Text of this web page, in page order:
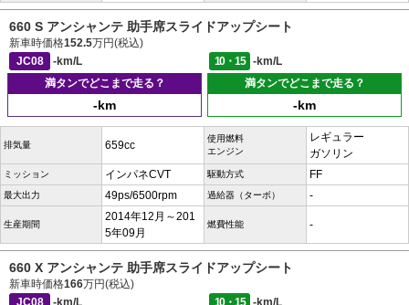
660 S アンシャンテ 助手席スライドアップシート
新車時価格152.5万円(税込)
JC08
-km/L 10・15
-km/L
満タンでどこまで走る？
-km
満タンでどこまで走る？
-km
排気量 659cc
使用燃料
エンジン
レギュラー
ガソリン
ミッション インパネCVT 駆動方式 FF
最大出力 49ps/6500rpm 過給器（ターボ） -
生産期間
2014年12月～201
5年09月
燃費性能 -
660 X アンシャンテ 助手席スライドアップシート
新車時価格166万円(税込)